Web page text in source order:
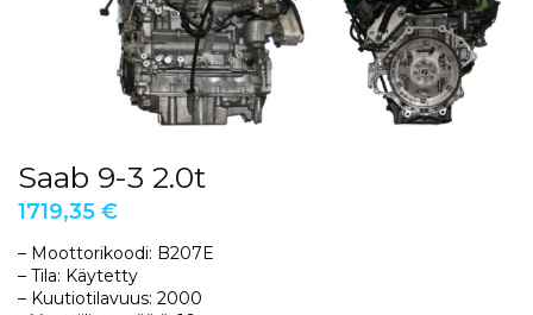
Saab 9-3 2.0t
1719,35 €
– Moottorikoodi: B207E
– Tila: Käytetty
– Kuutiotilavuus: 2000